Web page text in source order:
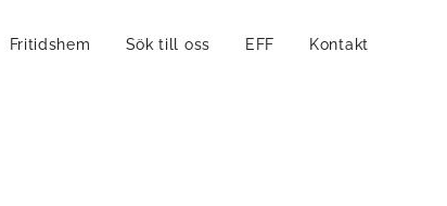
Fritidshem Sök till oss EFF Kontakt